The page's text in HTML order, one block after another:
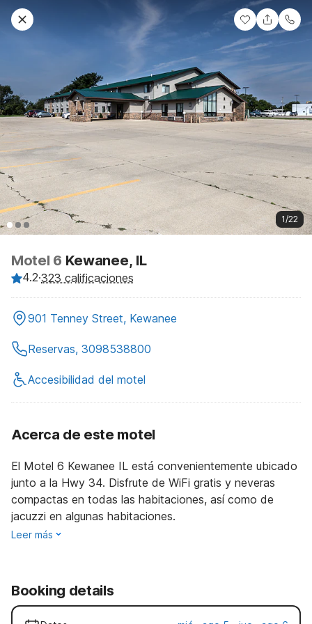
1/22
Motel 6 Kewanee, IL
4.2·323 calificaciones
901 Tenney Street, Kewanee
Reservas, 3098538800
Accesibilidad del motel
Acerca de este motel
El Motel 6 Kewanee IL está convenientemente ubicado
junto a la Hwy 34. Disfrute de WiFi gratis y neveras
compactas en todas las habitaciones, así como de
jacuzzi en algunas habitaciones.
Leer más
Booking details